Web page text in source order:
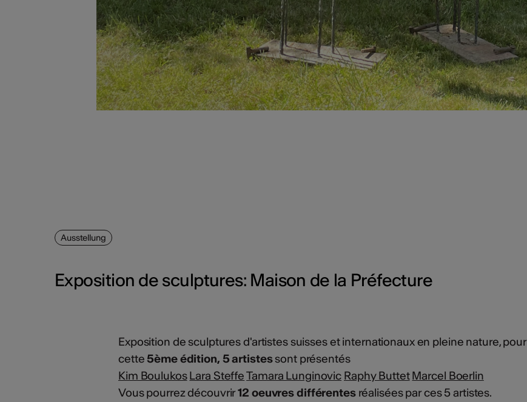
Ausstellung
Exposition de sculptures: Maison de la Préfecture
Exposition de sculptures d'artistes suisses et internationaux en pleine nature, pour
cette5ème édition, 5 artistessont présentés
Kim BoulukosLara SteffeTamara Lunginovic Raphy ButtetMarcel Boerlin
Vous pourrez découvrir12 oeuvres différentesréalisées par ces 5 artistes.